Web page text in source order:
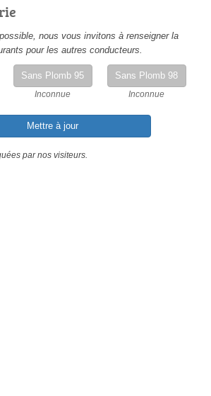
nous vous invitons à renseigner la
pour les autres conducteurs.
Sans Plomb 95
Inconnue
Sans Plomb 98
Inconnue
Mettre à jour
par nos visiteurs.